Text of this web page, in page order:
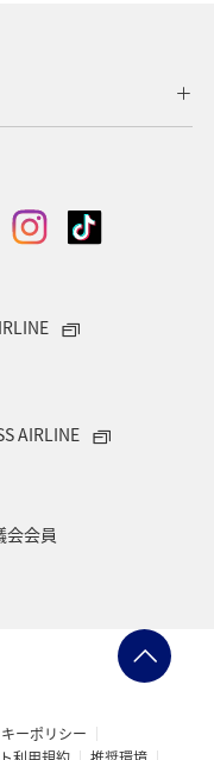
AIRLINE
会会員
ーポリシー